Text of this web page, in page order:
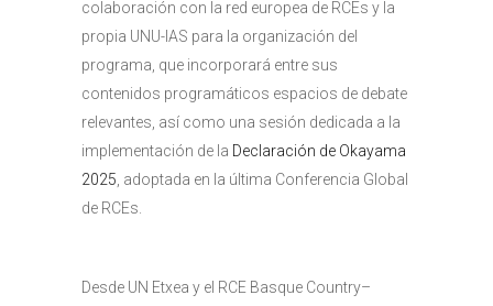
colaboración con la red europea de RCEs y la
propia UNU-IAS para la organización del
programa, que incorporará entre sus
contenidos programáticos espacios de debate
relevantes, así como una sesión dedicada a la
implementación de la Declaración de Okayama
2025 , adoptada en la última Conferencia Global
de RCEs.
Desde UN Etxea y el RCE Basque Country–